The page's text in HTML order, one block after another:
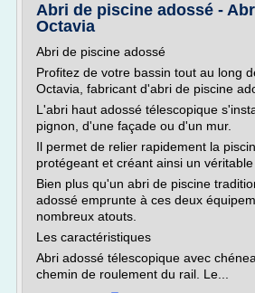
Abri de piscine adossé -
Octavia
Abri de piscine adossé
Profitez de votre bassin tout au long
Octavia, fabricant d'abri de piscine
L'abri haut adossé télescopique
pignon, d'une façade ou d'un mur.
Il permet de relier rapidement la
protégeant et créant ainsi un véritable
Bien plus qu'un abri de piscine
adossé emprunte à ces deux
nombreux atouts.
Les caractéristiques
Abri adossé télescopique avec
chemin de roulement du rail. Le...